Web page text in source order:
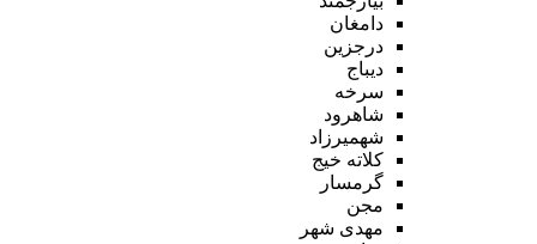
دامغان
درجزین
دیباج
سرخه
شاهرود
شهمیرزاد
کلاته خیج
گرمسار
مجن
مهدی شهر